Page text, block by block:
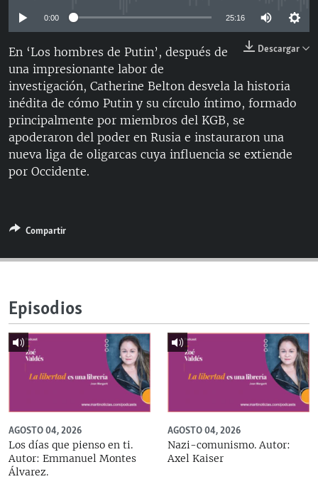
RADIO MARTÍ
ESPECIALES
LA REALIDAD DE LA VIVIENDA EN CUBA
SER VIEJO EN CUBA
KENTU-CUBANO
LOS SANTOS DE HIALEAH
MULTIMEDIA
EDITORIALES
SÍGUENOS
0:00 25:16
Descargar
En ‘Los hombres de Putin’, después de
una impresionante labor de
investigación, Catherine Belton desvela la historia
inédita de cómo Putin y su círculo íntimo, formado
principalmente por miembros del KGB, se
apoderaron del poder en Rusia e instauraron una
nueva liga de oligarcas cuya influencia se extiende
por Occidente.
Compartir
Episodios
AGOSTO 04, 2026
Los días que pienso en ti.
Autor: Emmanuel Montes
Álvarez.
AGOSTO 04, 2026
Nazi-comunismo. Autor:
Axel Kaiser